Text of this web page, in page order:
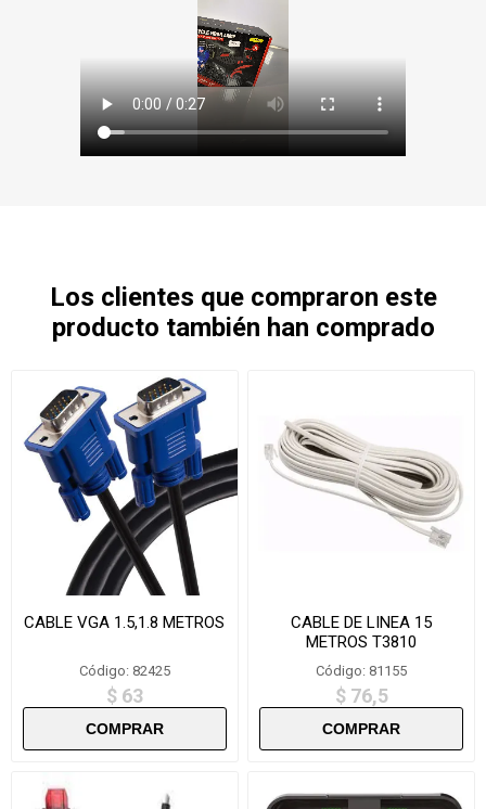
Los clientes que compraron este
producto también han comprado
CABLE VGA 1.5,1.8 METROS
Código: 82425
$ 63
CABLE DE LINEA 15
METROS T3810
Código: 81155
$ 76,5